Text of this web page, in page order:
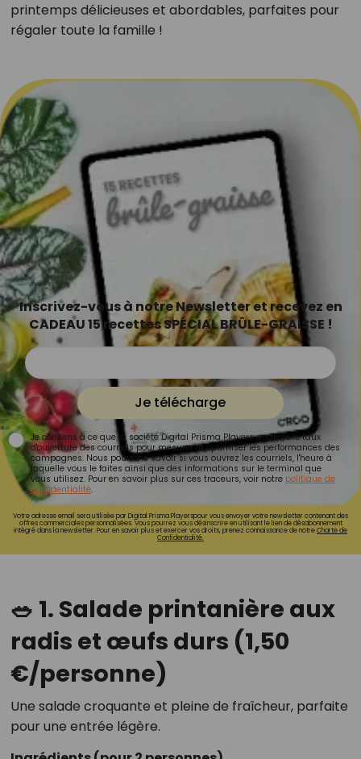
printemps délicieuses et abordables, parfaites pour
régaler toute la famille !
Inscrivez-vous à notre Newsletter et recevez en
CADEAU 15 recettes SPÉCIAL BRÛLE-GRAISSE !
Je télécharge
Je consens à ce que la société Digital Prisma Players analyse le taux
d'ouverture des courriels pour mesurer et optimiser les performances des
campagnes. Nous pourrons savoir si vous ouvrez les courriels, l'heure à
laquelle vous le faites ainsi que des informations sur le terminal que
vous utilisez. Pour en savoir plus sur ces traceurs, voir notre politique de
confidentialité.
Votre adresse email sera utilisée par Digital Prisma Playerspour vous envoyer votre newsletter contenant des
offres commerciales personnalisées. Vous pourrez vous désinscrire en utilisant le lien de désabonnement
intégré dans la newsletter. Pour en savoir plus et exercer vos droits, prenez connaissance de notreCharte de
Confidentialité.
🥗 1. Salade printanière aux
radis et œufs durs (1,50
€/personne)
Une salade croquante et pleine de fraîcheur, parfaite
pour une entrée légère.